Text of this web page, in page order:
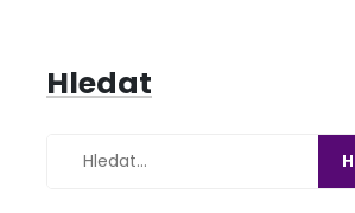
Hledat